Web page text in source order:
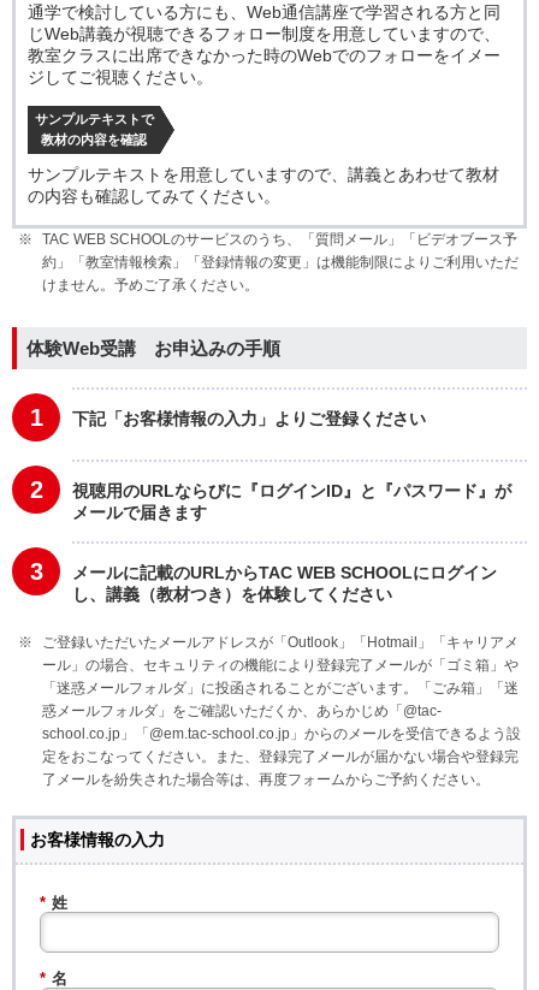
通学で検討している方にも、Web通信講座で学習される方と同
じWeb講義が視聴できるフォロー制度を用意していますので、
教室クラスに出席できなかった時のWebでのフォローをイメー
ジしてご視聴ください。
サンプルテキストで
教材の内容を確認
サンプルテキストを用意していますので、講義とあわせて教材
の内容も確認してみてください。
TAC WEB SCHOOLのサービスのうち、「質問メール」「ビデオブース予
約」「教室情報検索」「登録情報の変更」は機能制限によりご利用いただ
けません。予めご了承ください。
体験Web受講 お申込みの手順
1 下記「お客様情報の入力」よりご登録ください
2
視聴用のURLならびに『ログインID』と『パスワード』が
メールで届きます
3
メールに記載のURLからTAC WEB SCHOOLにログイン
し、講義（教材つき）を体験してください
ご登録いただいたメールアドレスが「Outlook」「Hotmail」「キャリアメ
ール」の場合、セキュリティの機能により登録完了メールが「ゴミ箱」や
「迷惑メールフォルダ」に投函されることがございます。「ごみ箱」「迷
惑メールフォルダ」をご確認いただくか、あらかじめ「@tac-
school.co.jp」「@em.tac-school.co.jp」からのメールを受信できるよう設
定をおこなってください。また、登録完了メールが届かない場合や登録完
了メールを紛失された場合等は、再度フォームからご予約ください。
お客様情報の入力
* 姓
* 名